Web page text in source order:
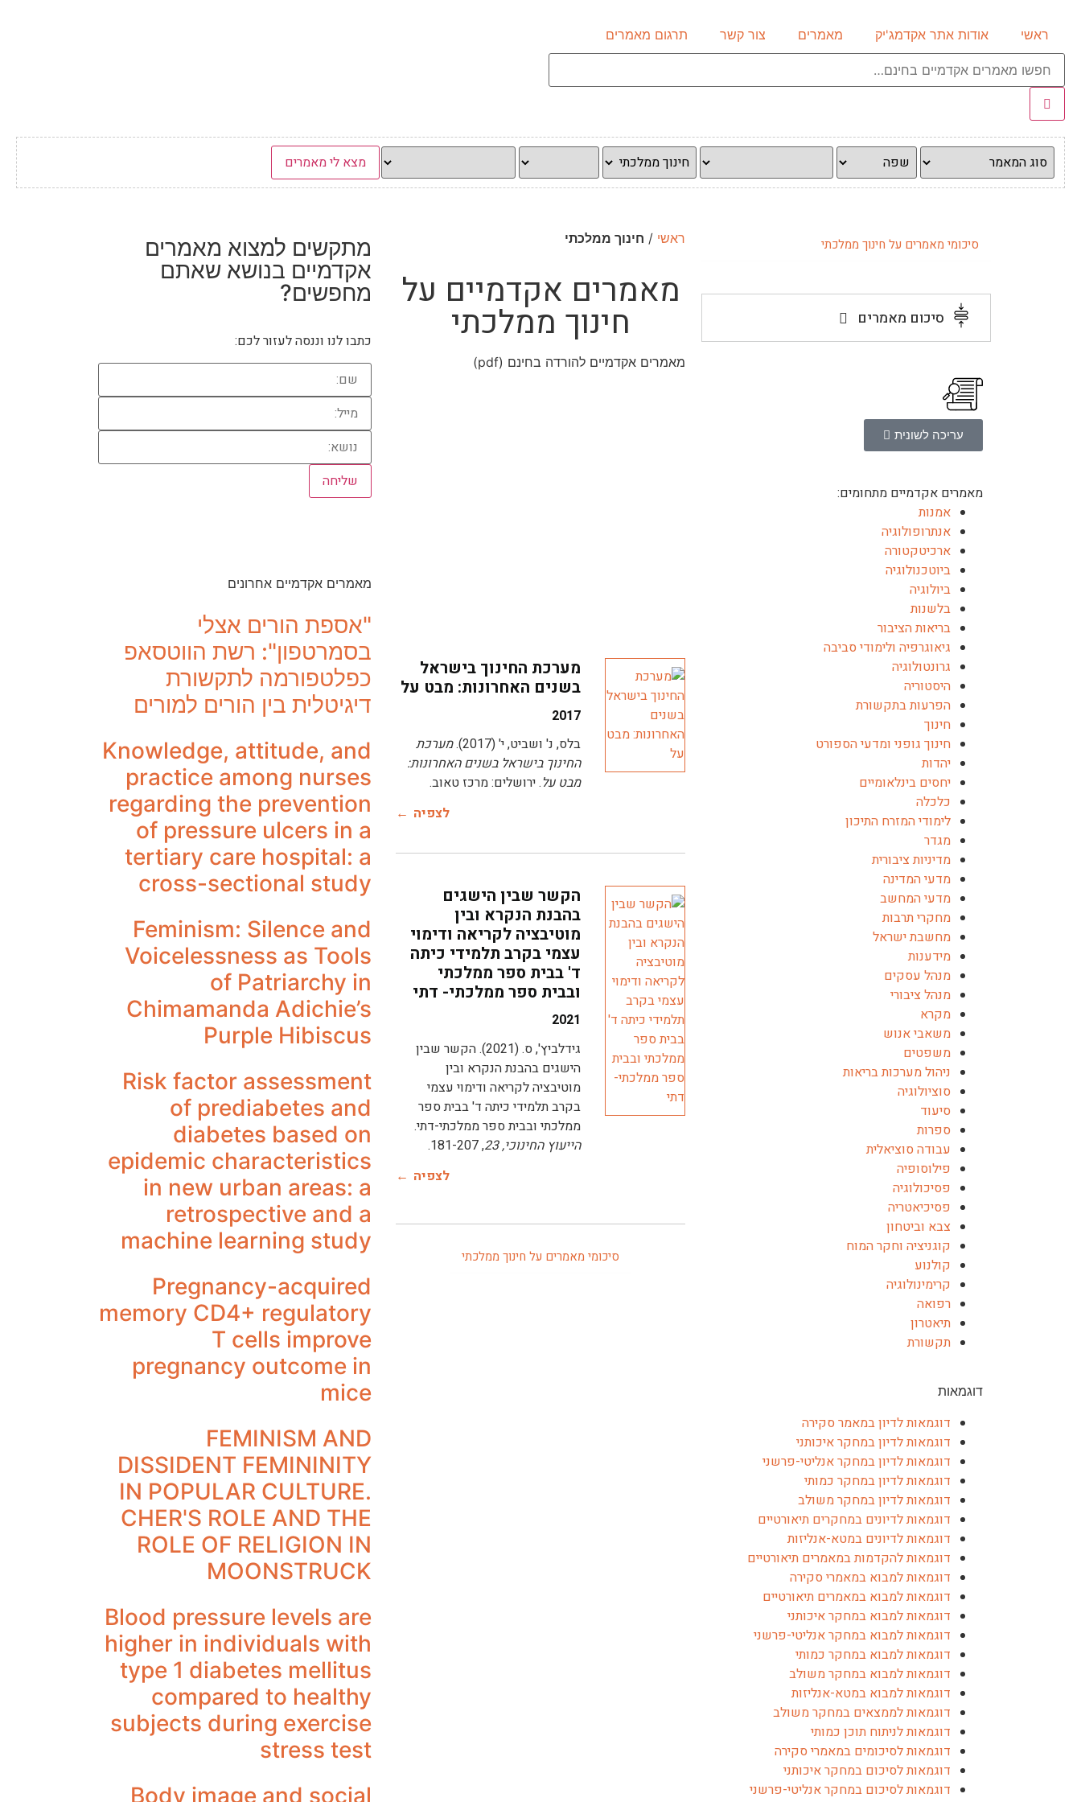
ראשי אודות אתר אקדמג'יק מאמרים צור קשר תרגום מאמרים
סיכומי מאמרים על חינוך ממלכתי
סיכום מאמרים
עריכה לשונית
מאמרים אקדמיים מתחומים:
אמנות
אנתרופולוגיה
ארכיטקטורה
ביוטכנולוגיה
ביולוגיה
בלשנות
בריאות הציבור
גיאוגרפיה ולימודי סביבה
גרונטולוגיה
היסטוריה
הפרעות בתקשורת
חינוך
חינוך גופני ומדעי הספורט
יהדות
יחסים בינלאומיים
כלכלה
לימודי המזרח התיכון
מגדר
מדיניות ציבורית
מדעי המדינה
מדעי המחשב
מחקרי תרבות
מחשבת ישראל
מידענות
מנהל עסקים
מנהל ציבורי
מקרא
משאבי אנוש
משפטים
ניהול מערכות בריאות
סוציולוגיה
סיעוד
ספרות
עבודה סוציאלית
פילוסופיה
פסיכולוגיה
פסיכיאטריה
צבא וביטחון
קוגניציה וחקר המוח
קולנוע
קרימינולוגיה
רפואה
תיאטרון
תקשורת
דוגמאות
דוגמאות לדיון במאמר סקירה
דוגמאות לדיון במחקר איכותני
דוגמאות לדיון במחקר אנליטי-פרשני
דוגמאות לדיון במחקר כמותי
דוגמאות לדיון במחקר משולב
דוגמאות לדיונים במחקרים תיאורטיים
דוגמאות לדיונים במטא-אנליזות
דוגמאות להקדמות במאמרים תיאורטיים
דוגמאות למבוא במאמרי סקירה
דוגמאות למבוא במאמרים תיאורטיים
דוגמאות למבוא במחקר איכותני
דוגמאות למבוא במחקר אנליטי-פרשני
דוגמאות למבוא במחקר כמותי
דוגמאות למבוא במחקר משולב
דוגמאות למבוא במטא-אנליזות
דוגמאות לממצאים במחקר משולב
דוגמאות לניתוח תוכן כמותי
דוגמאות לסיכומים במאמרי סקירה
דוגמאות לסיכום במחקר איכותני
דוגמאות לסיכום במחקר אנליטי-פרשני
ראשי / חינוך ממלכתי
מאמרים אקדמיים על
חינוך ממלכתי
מאמרים אקדמיים להורדה בחינם (pdf)
מערכת החינוך בישראל
בשנים האחרונות: מבט על
2017
בלס, נ' ושביט, י' (2017).
מערכת
החינוך בישראל בשנים האחרונות:
מבט על. ירושלים: מרכז טאוב.
לצפיה
הקשר שבין הישגים
בהבנת הנקרא ובין
מוטיבציה לקריאה ודימוי
עצמי בקרב תלמידי כיתה
ד' בבית ספר ממלכתי
ובבית ספר ממלכתי- דתי
2021
גידלביץ', ס. (2021). הקשר שבין
הישגים בהבנת הנקרא ובין
מוטיבציה לקריאה ודימוי עצמי
בקרב תלמידי כיתה ד' בבית ספר
ממלכתי ובבית ספר ממלכתי-דתי.
הייעוץ החינוכי, 23
, 181-207.
לצפיה
סיכומי מאמרים על חינוך ממלכתי
מתקשים למצוא מאמרים
אקדמיים בנושא שאתם
מחפשים?
כתבו לנו וננסה לעזור לכם:
מאמרים אקדמיים אחרונים
"אספת הורים אצלי
בסמרטפון": רשת הווטסאפ
כפלטפורמה לתקשורת
דיגיטלית בין הורים למורים
Knowledge, attitude, and
practice among nurses
regarding the prevention
of pressure ulcers in a
tertiary care hospital: a
cross-sectional study
Feminism: Silence and
Voicelessness as Tools
of Patriarchy in
Chimamanda Adichie’s
Purple Hibiscus
Risk factor assessment
of prediabetes and
diabetes based on
epidemic characteristics
in new urban areas: a
retrospective and a
machine learning study
Pregnancy-acquired
memory CD4+ regulatory
T cells improve
pregnancy outcome in
mice
FEMINISM AND
DISSIDENT FEMININITY
IN POPULAR CULTURE.
CHER'S ROLE AND THE
ROLE OF RELIGION IN
MOONSTRUCK
Blood pressure levels are
higher in individuals with
type 1 diabetes mellitus
compared to healthy
subjects during exercise
stress test
Body image and social